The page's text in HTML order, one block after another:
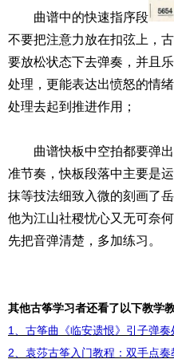
曲谱中的快速指序段
不要把注意力放在扣弦上，
要放松状态下去弹奏，并且
处理，更能表达出愤怒的情
处理去起到推进作用；
曲谱快板中空拍都要弹出
准节奏，快板段落中主要是
抹等技法细致入微的刻画了
他为江山社稷忧心又无可奈
先把音弹清楚 ，多加练习。
其他古筝学习者还看了以下教学
1、古筝曲《临安遗恨》引子弹奏
2、袁莎古筝入门教程：双手点奏